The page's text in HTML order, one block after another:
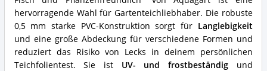
hervorragende Wahl für Gartenteichliebhaber. Die robuste
0,5 mm starke PVC-Konstruktion sorgt für Langlebigkeit
und eine große Abdeckung für verschiedene Formen und
reduziert das Risiko von Lecks in deinem persönlichen
Teichfolientest. Sie ist UV- und frostbeständig und
Fisch
und
Pflanzenfreundlich
Vorteile:
Was
spricht